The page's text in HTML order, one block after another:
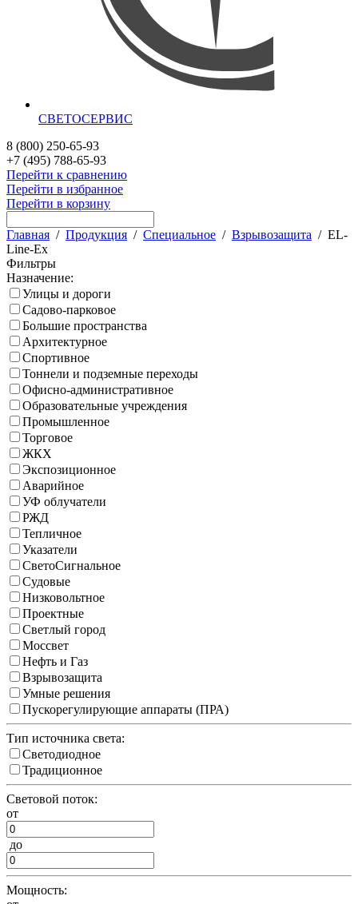
СВЕТОСЕРВИС
8 (800) 250-65-93
+7 (495) 788-65-93
Перейти к сравнению
Перейти в избранное
Перейти в корзину
Главная / Продукция / Специальное / Взрывозащита / EL-
Line-Ex
Фильтры
Назначение:
Улицы и дороги
Садово-парковое
Большие пространства
Архитектурное
Спортивное
Тоннели и подземные переходы
Офисно-административное
Образовательные учреждения
Промышленное
Торговое
ЖКХ
Экспозиционное
Аварийное
УФ облучатели
РЖД
Тепличное
Указатели
СветоСигнальное
Судовые
Низковольтное
Проектные
Светлый город
Моссвет
Нефть и Газ
Взрывозащита
Умные решения
Пускорегулирующие аппараты (ПРА)
Тип источника света:
Светодиодное
Традиционное
Световой поток:
от
до
Мощность: